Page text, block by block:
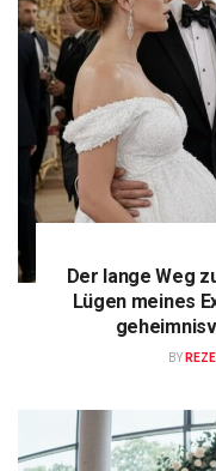
Der lange Weg
Lügen meines
BY